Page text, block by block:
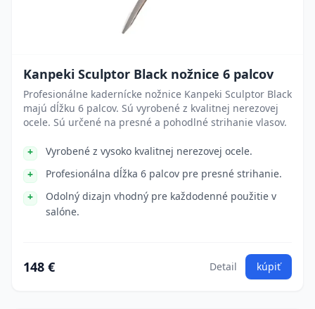
Kanpeki Sculptor Black nožnice 6 palcov
Profesionálne kadernícke nožnice Kanpeki Sculptor Black
majú dĺžku 6 palcov. Sú vyrobené z kvalitnej nerezovej
ocele. Sú určené na presné a pohodlné strihanie vlasov.
Vyrobené z vysoko kvalitnej nerezovej ocele.
Profesionálna dĺžka 6 palcov pre presné strihanie.
Odolný dizajn vhodný pre každodenné použitie v
salóne.
148 € Detail kúpiť